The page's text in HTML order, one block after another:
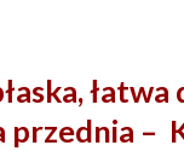
łatwa
przednia –